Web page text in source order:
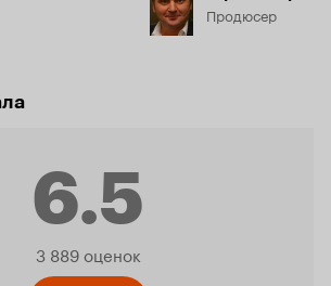
Продюсер
6.5
Рейтинг
3 889 оценок